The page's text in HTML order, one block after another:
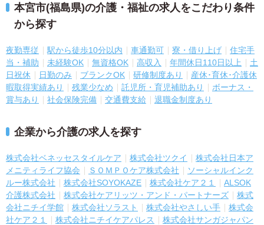
本宮市(福島県)の介護・福祉の求人をこだわり条件
から探す
夜勤専従 駅から徒歩10分以内 車通勤可 寮・借り上げ
住宅手
当・補助
未経験OK 無資格OK 高収入 年間休日110日以上
土
日祝休
日勤のみ ブランクOK 研修制度あり
産休･育休･介護休
暇取得実績あり
残業少なめ 託児所・育児補助あり
ボーナス・
賞与あり
社会保険完備 交通費支給 退職金制度あり
企業から介護の求人を探す
株式会社ベネッセスタイルケア 株式会社ツクイ
株式会社日本ア
メニティライフ協会
ＳＯＭＰＯケア株式会社
ソーシャルインク
ルー株式会社
株式会社SOYOKAZE 株式会社ケア２１
ALSOK
介護株式会社
株式会社ケアリッツ・アンド・パートナーズ
株式
会社ニチイ学館
株式会社ソラスト 株式会社やさしい手
株式会
社ケア２１
株式会社ニチイケアパレス
株式会社サンガジャパン